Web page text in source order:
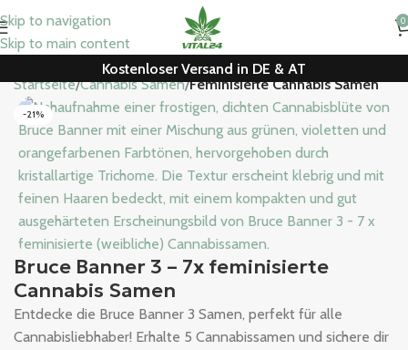
Skip to navigation
Skip to main content
0
Kostenloser Versand in DE & AT
Startseite Cannabis Samen Feminisierte Cannabis Samen
-21%
Bruce Banner 3 – 7x feminisierte
Cannabis Samen
Entdecke die Bruce Banner 3 Samen, perfekt für alle
Cannabisliebhaber! Erhalte 5 Cannabissamen und sichere dir